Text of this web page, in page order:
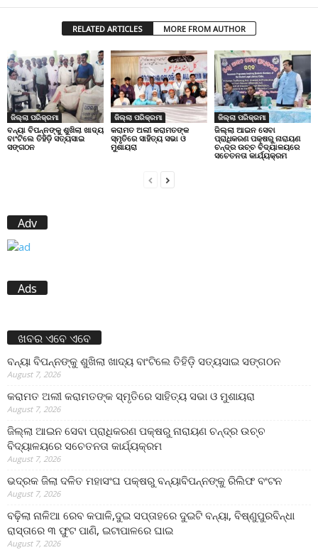
RELATED ARTICLES MORE FROM AUTHOR
ଜିଲ୍ଲା ପରିକ୍ରମା
ବନ୍ୟା ବିପନ୍ନଙ୍କୁ ଶୁଖିଲା ଖାଦ୍ୟ
ବାଂଟିଲେ ତିହିଡି଼ ସତ୍ୟସାଇ
ସଙ୍ଗଠନ
ଜିଲ୍ଲା ପରିକ୍ରମା
କରାମତ ଅଲୀ କରାମତଙ୍କ
ସ୍ମୃତିରେ ସାହିତ୍ୟ ସଭା ଓ
ମୁଶାୟରା
ଜିଲ୍ଲା ପରିକ୍ରମା
ଜିଲ୍ଲା ଆଇନ ସେବା
ପ୍ରାଧିକରଣ ପକ୍ଷରୁ ନାରାୟଣ
ଚନ୍ଦ୍ର ଉଚ୍ଚ ବିଦ୍ୟାଳୟରେ
ସଚେତନତା କାର୍ଯ୍ୟକ୍ରମ
Adv
Ads
ଖବର ଏବେ ଏବେ
ବନ୍ୟା ବିପନ୍ନଙ୍କୁ ଶୁଖିଲା ଖାଦ୍ୟ ବାଂଟିଲେ ତିହିଡି଼ ସତ୍ୟସାଇ ସଙ୍ଗଠନ
August 7, 2026
କରାମତ ଅଲୀ କରାମତଙ୍କ ସ୍ମୃତିରେ ସାହିତ୍ୟ ସଭା ଓ ମୁଶାୟରା
August 7, 2026
ଜିଲ୍ଲା ଆଇନ ସେବା ପ୍ରାଧିକରଣ ପକ୍ଷରୁ ନାରାୟଣ ଚନ୍ଦ୍ର ଉଚ୍ଚ
ବିଦ୍ୟାଳୟରେ ସଚେତନତା କାର୍ଯ୍ୟକ୍ରମ
August 7, 2026
ଭଦ୍ରକ ଜିଲା ଦଳିତ ମହାସଂଘ ପକ୍ଷରୁ ବନ୍ୟାବିପନ୍ନଙ୍କୁ ରିଲିଫ ବଂଟନ
August 7, 2026
ବଢ଼ିଲା ନାଳିଆ ରେବ କପାଳି,ଦୁଇ ସପ୍ତାହରେ ଦୁଇଟି ବନ୍ୟା, ବିଷ୍ଣୁପୁରବିନ୍ଧା
ରାସ୍ତାରେ ୩ ଫୁଟ ପାଣି, ଇଟାପାଳରେ ଘାଇ
August 7, 2026